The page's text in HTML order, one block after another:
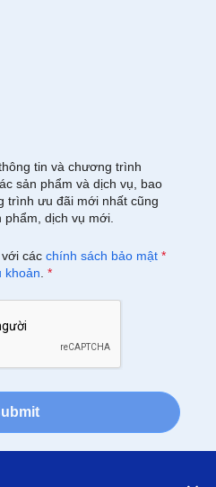
tin và chương trình
sản phẩm và dịch vụ, bao
trình ưu đãi mới nhất cũng
dịch vụ mới.
các chính sách bảo mật *
khoản *